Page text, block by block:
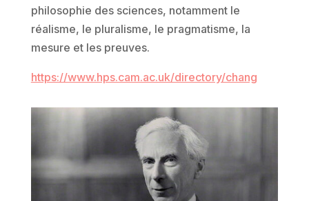
philosophie des sciences, notamment le
réalisme, le pluralisme, le pragmatisme, la
mesure et les preuves.
https://www.hps.cam.ac.uk/directory/chang